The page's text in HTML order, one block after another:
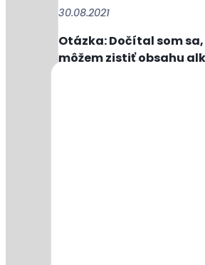
30.08.2021
Otázka: Dočítal som
môžem zistiť obsahu